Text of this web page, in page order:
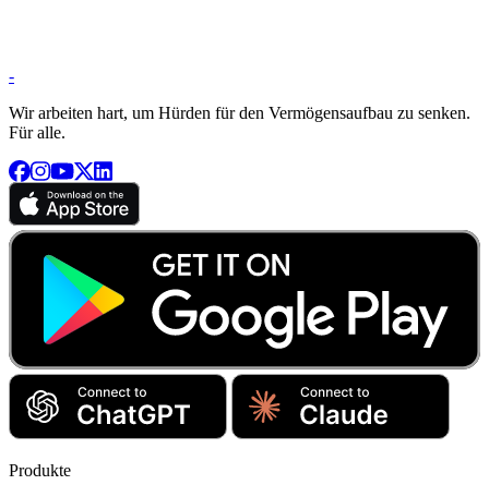
-
Wir arbeiten hart, um Hürden für den Vermögensaufbau zu senken.
Für alle.
Produkte